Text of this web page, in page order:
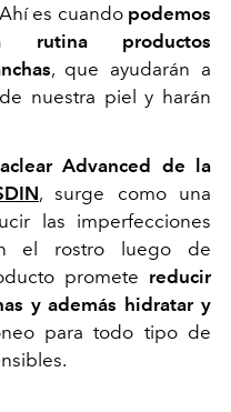
es cuando podemos
rutina productos
, que ayudarán a
nuestra piel y harán
Advanced de la
, surge como una
las imperfecciones
el rostro luego de
promete reducir
y además hidratar y
para todo tipo de